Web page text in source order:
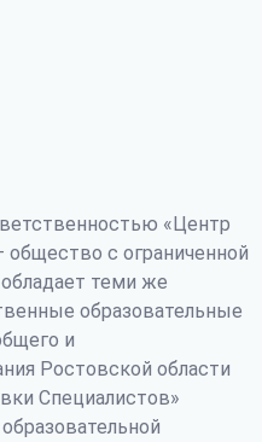
«Центр
с ограниченной
теми же
образовательные
и
Ростовской области
Специалистов»